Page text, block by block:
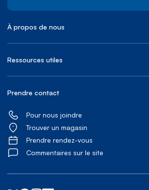
À propos de nous
Ressources utiles
Prendre contact
Pour nous joindre
Trouver un magasin
Prendre rendez-vous
Commentaires sur le site